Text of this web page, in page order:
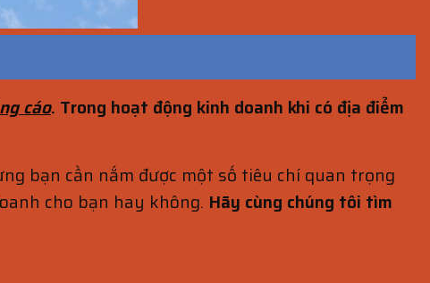
cáo. Trong hoạt động kinh doanh khi có địa điểm
bạn cần nắm được một số tiêu chí quan trọng
cho bạn hay không. Hãy cùng chúng tôi tìm